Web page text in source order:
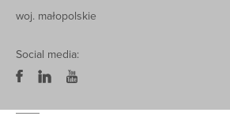
woj. małopolskie
Social media: